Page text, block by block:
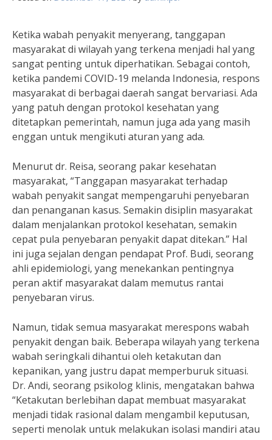
Ketika wabah penyakit menyerang, tanggapan
masyarakat di wilayah yang terkena menjadi hal yang
sangat penting untuk diperhatikan. Sebagai contoh,
ketika pandemi COVID-19 melanda Indonesia, respons
masyarakat di berbagai daerah sangat bervariasi. Ada
yang patuh dengan protokol kesehatan yang
ditetapkan pemerintah, namun juga ada yang masih
enggan untuk mengikuti aturan yang ada.
Menurut dr. Reisa, seorang pakar kesehatan
masyarakat, “Tanggapan masyarakat terhadap
wabah penyakit sangat mempengaruhi penyebaran
dan penanganan kasus. Semakin disiplin masyarakat
dalam menjalankan protokol kesehatan, semakin
cepat pula penyebaran penyakit dapat ditekan.” Hal
ini juga sejalan dengan pendapat Prof. Budi, seorang
ahli epidemiologi, yang menekankan pentingnya
peran aktif masyarakat dalam memutus rantai
penyebaran virus.
Namun, tidak semua masyarakat merespons wabah
penyakit dengan baik. Beberapa wilayah yang terkena
wabah seringkali dihantui oleh ketakutan dan
kepanikan, yang justru dapat memperburuk situasi.
Dr. Andi, seorang psikolog klinis, mengatakan bahwa
“Ketakutan berlebihan dapat membuat masyarakat
menjadi tidak rasional dalam mengambil keputusan,
seperti menolak untuk melakukan isolasi mandiri atau